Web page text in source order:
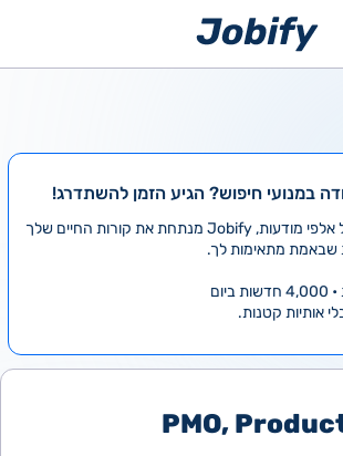
במנועי חיפוש? הגיע הזמן להשתדרג!
במקום לעבור לבד על אלפי מודעות, Jobify מנתחת את קורות החיים שלך
שבאמת מתאימות לך.
אותיות קטנות.
PMO,